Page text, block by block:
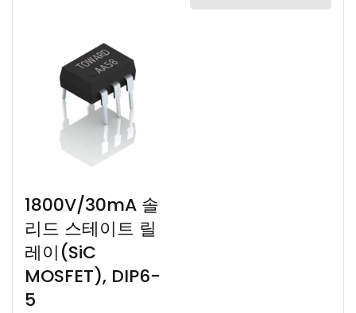
1800V/30mA 솔
리드 스테이트 릴
레이(SiC
MOSFET), DIP6-
5